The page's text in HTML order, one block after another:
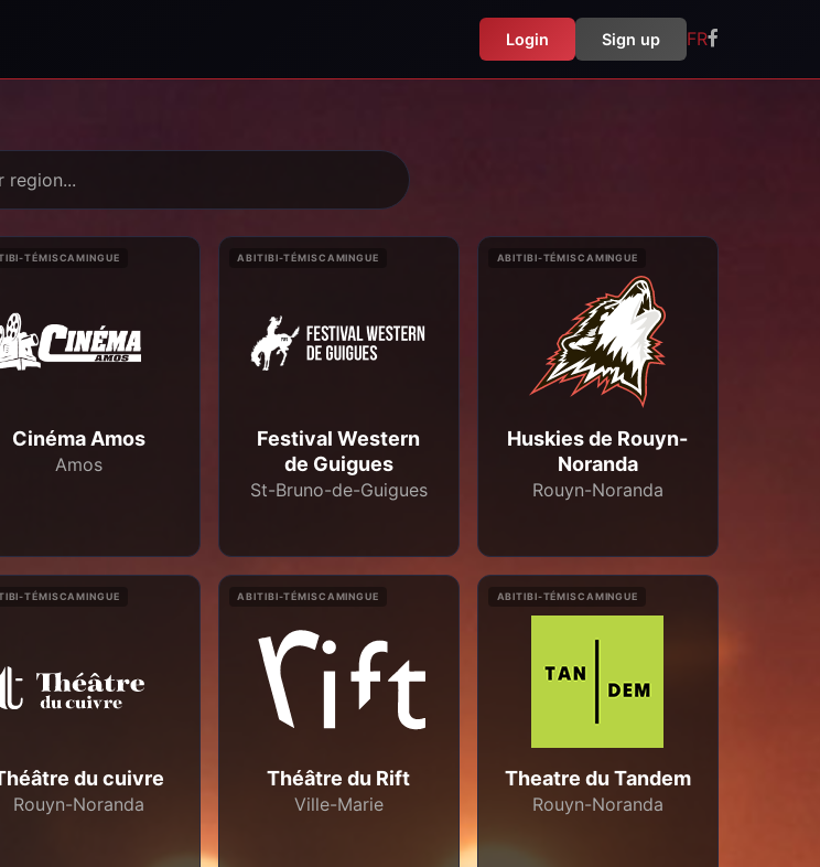
Login Sign up FR
TÉMISCAMINGUE
Cinéma Amos
Amos
ABITIBI-TÉMISCAMINGUE
Festival Western
de Guigues
St-Bruno-de-Guigues
ABITIBI-TÉMISCAMINGUE
Huskies de Rouyn-
Noranda
Rouyn-Noranda
TÉMISCAMINGUE
du cuivre
Rouyn-Noranda
ABITIBI-TÉMISCAMINGUE
Théâtre du Rift
Ville-Marie
ABITIBI-TÉMISCAMINGUE
Theatre du Tandem
Rouyn-Noranda